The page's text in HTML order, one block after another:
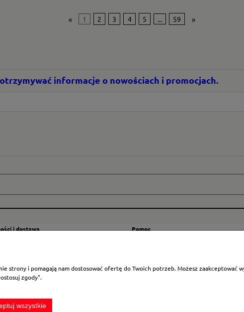
« 1 2 3 4 5 ... 59 »
informacje o nowościach i promocjach.
i dostawa Pomoc
Polityka cookies
strony i pomagają nam dostosować ofertę do Twoich potrzeb. Możesz zaakceptować
zgody".
wszystkie